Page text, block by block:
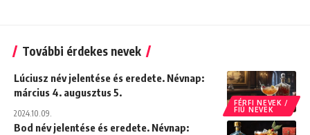
További érdekes nevek
FÉRFI NEVEK /
FIÚ NEVEK
Lúciusz név jelentése és eredete. Névnap:
március 4. augusztus 5.
2024.10.09.
Bod név jelentése és eredete. Névnap: